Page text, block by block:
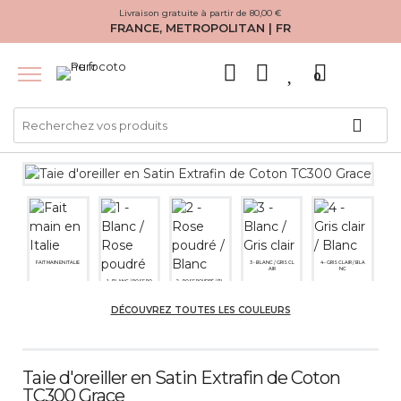
Livraison gratuite à partir de 80,00 €
FRANCE, METROPOLITAN | FR
0
FAIT MAIN EN ITALIE
1 - BLANC / ROSE PO
2 - ROSE POUDRÉ / BL
3 - BLANC / GRIS CL
AIR
4 - GRIS CLAIR / BLA
NC
5 - BEIGE / MARRON
DÉCOUVREZ TOUTES LES COULEURS
Taie d'oreiller en Satin Extrafin de Coton
TC300 Grace